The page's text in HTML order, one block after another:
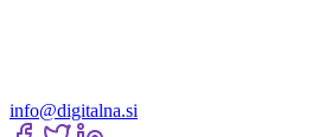
info@digitalna.si